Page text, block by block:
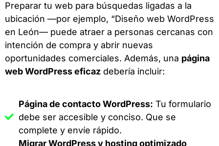
Preparar tu web para búsquedas ligadas a la
ubicación —por ejemplo, “Diseño web WordPress
en León— puede atraer a personas cercanas con
intención de compra y abrir nuevas
oportunidades comerciales. Además, una página
web WordPress eficaz debería incluir:
Página de contacto WordPress: Tu formulario
debe ser accesible y conciso. Que se
complete y envíe rápido.
Migrar WordPress y hosting optimizado